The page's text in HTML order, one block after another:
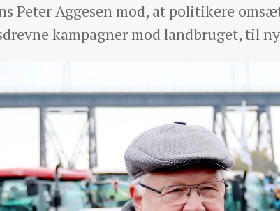
Peter Aggesen mod, at politikere
kampagner mod landbruget, til